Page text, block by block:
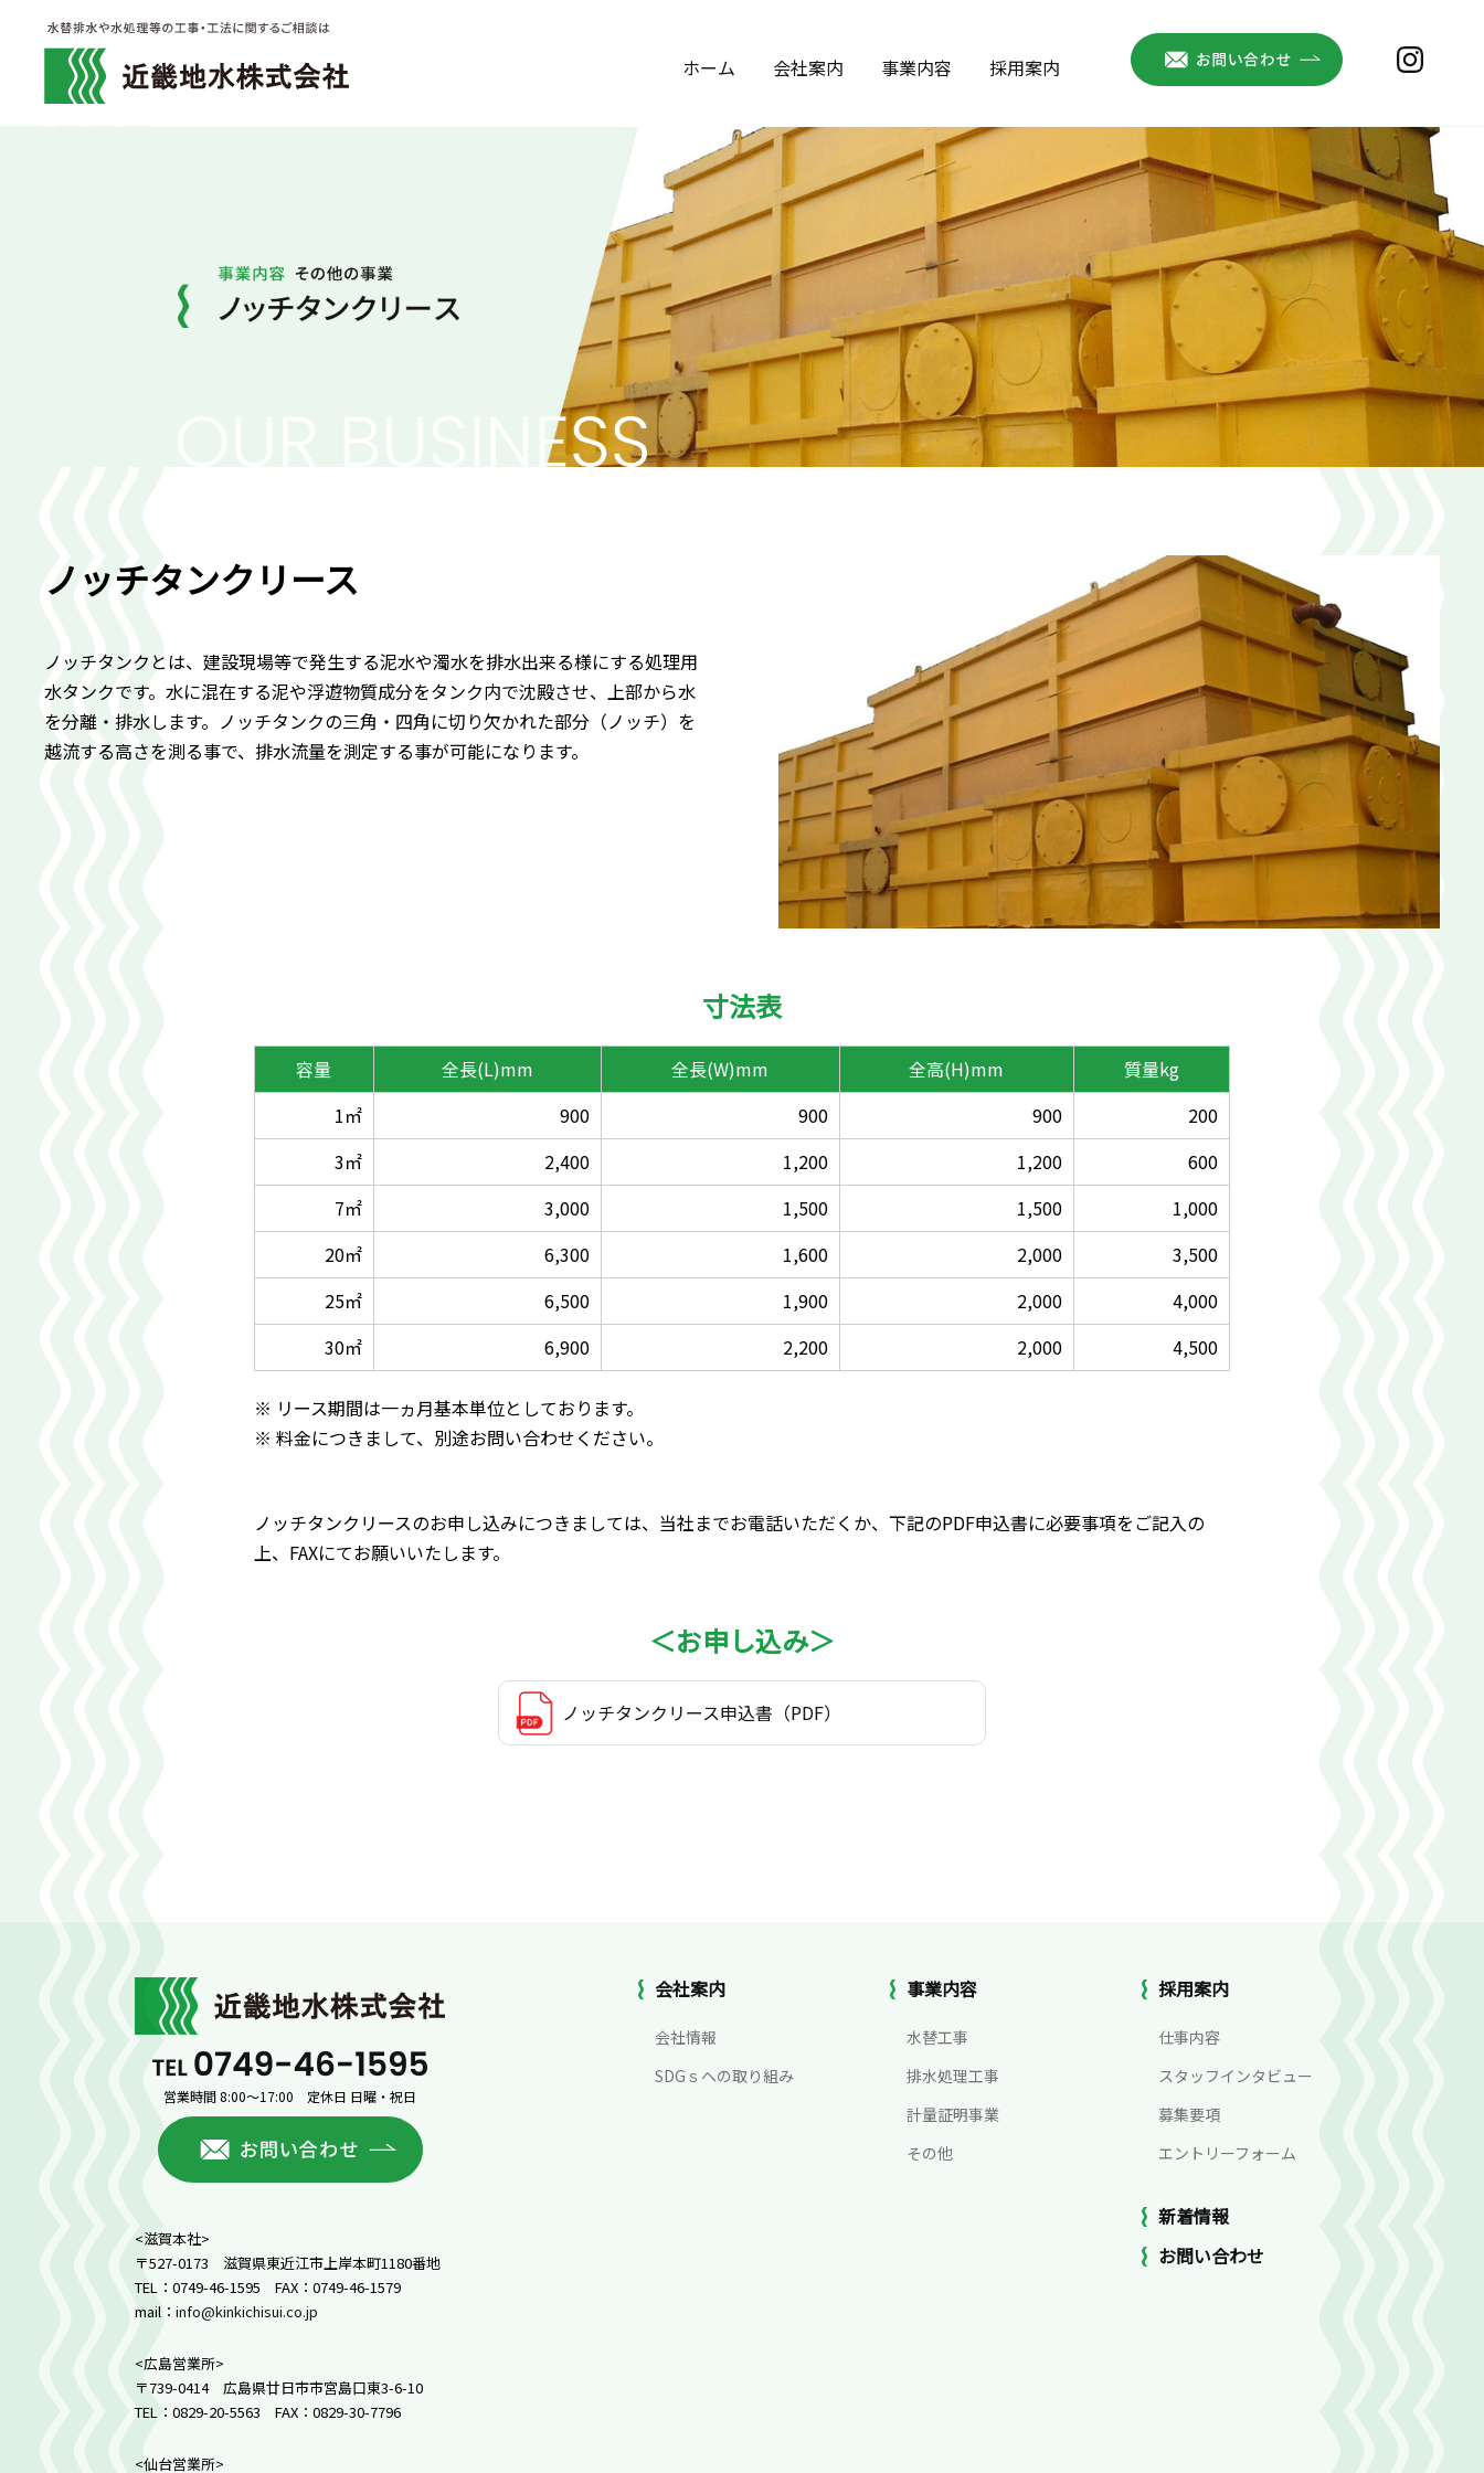
ホーム 会社案内 事業内容 採用案内
お問い合わせ
ノッチタンクリース
ノッチタンクリース
ノッチタンクとは、建設現場等で発生する泥水や濁水を排水出来る様にする処理用
水タンクです。水に混在する泥や浮遊物質成分をタンク内で沈殿させ、上部から水
を分離・排水します。ノッチタンクの三角・四角に切り欠かれた部分（ノッチ）を
越流する高さを測る事で、排水流量を測定する事が可能になります。
寸法表
容量 全長(L)mm 全長(W)mm 全高(H)mm 質量kg
1㎡
900 900 900
200
3㎡
2,400 1,200 1,200
600
7㎡
3,000 1,500 1,500
1,000
20㎡
6,300 1,600 2,000
3,500
25㎡
6,500 1,900 2,000
4,000
30㎡
6,900 2,200 2,000 4,500
※ リース期間は一ヵ月基本単位としております。
※ 料金につきまして、別途お問い合わせください。
ノッチタンクリースのお申し込みにつきましては、当社までお電話いただくか、下記のPDF申込書に必要事項をご記入の
上、FAXにてお願いいたします。
＜お申し込み＞
ノッチタンクリース申込書 （PDF）
営業時間 8:00～17:00 定休日 日曜・祝日
<滋賀本社>
〒527-0173 滋賀県東近江市上岸本町1180番地
TEL：0749-46-1595 FAX：0749-46-1579
mail： info@kinkichisui.co.jp
<広島営業所>
〒739-0414 広島県廿日市市宮島口東3-6-10
TEL：0829-20-5563 FAX：0829-30-7796
<仙台営業所>
会社案内
会社情報
SDGｓへの取り組み
事業内容
水替工事
排水処理工事
計量証明事業
その他
採用案内
仕事内容
スタッフインタビュー
募集要項
エントリーフォーム
新着情報
お問い合わせ